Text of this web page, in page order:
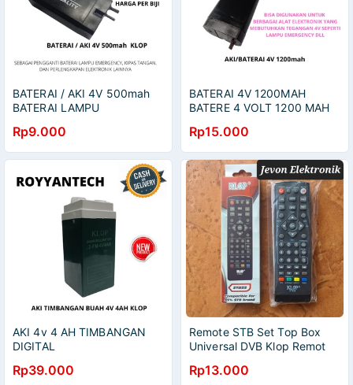
BATERAI / AKI 4V 500mah
BATERAI LAMPU
mah
Rp9.000
BATERAI 4V 1200MAH
BATERE 4 VOLT 1200 MAH
Rp15.000
AKI 4v 4 AH TIMBANGAN
DIGITAL
Rp39.000
Remote STB Set Top Box
Universal DVB Klop Remot
Evercoss Luby Matrix
Rp13.000